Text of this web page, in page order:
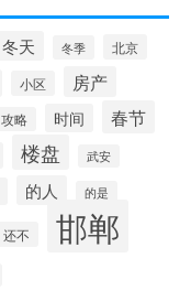
冬天 冬季 北京
小区 房产
攻略 时间 春节
楼盘 武安
的人 的是
还不 邯郸